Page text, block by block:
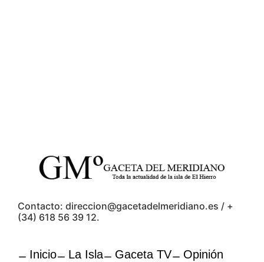
Contacto: direccion@gacetadelmeridiano.es / +
(34) 618 56 39 12.
Inicio La Isla Gaceta TV
Opinión